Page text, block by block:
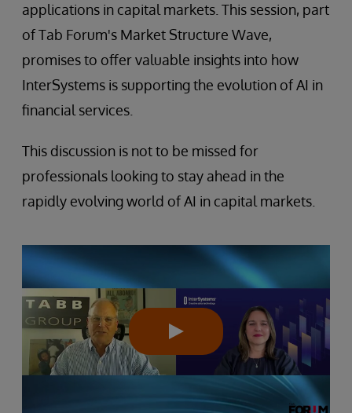
applications in capital markets. This session, part
of Tab Forum's Market Structure Wave,
promises to offer valuable insights into how
InterSystems is supporting the evolution of AI in
financial services.
This discussion is not to be missed for
professionals looking to stay ahead in the
rapidly evolving world of AI in capital markets.